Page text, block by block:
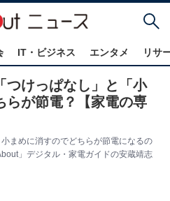
IT・ビジネス エンタメ リサ
つけっぱなし」と「小
らが節電？【家電の専
まめに消すのでどちらが節電になるの
」デジタル・家電ガイドの安蔵靖志